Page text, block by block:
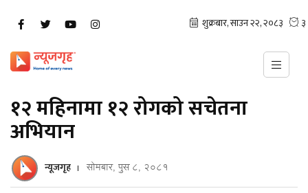
१२ महिनामा १२ रोगको सचेतना
अभियान
न्यूजगृह सोमबार, पुस ८, २०८१